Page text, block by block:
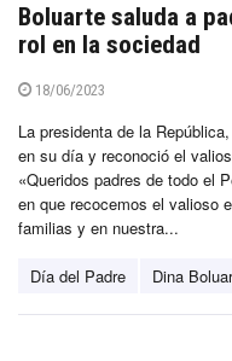
Boluarte saluda a
rol en la sociedad
18/06/2023
La presidenta de la
en su día y reconoció el
«Queridos padres de todo el
en que recocemos el valioso
familias y en nuestra...
Día del Padre Dina